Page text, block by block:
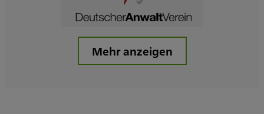
Mehr anzeigen